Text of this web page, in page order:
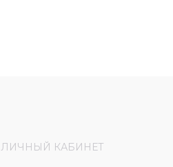
ЛИЧНЫЙ КАБИНЕТ